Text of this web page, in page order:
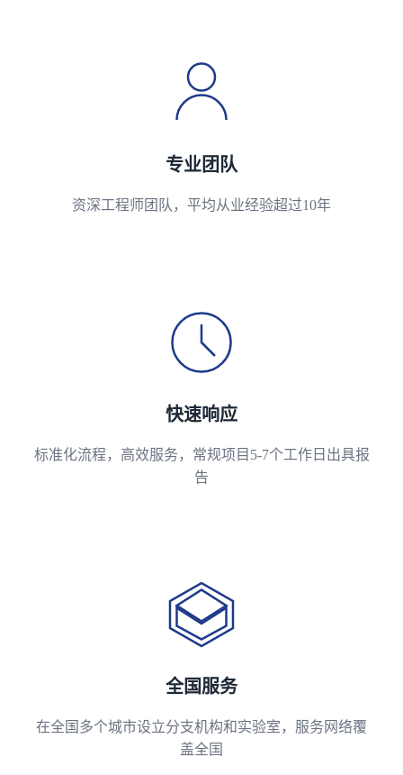
专业团队
资深工程师团队，平均从业经验超过10年
快速响应
标准化流程，高效服务，常规项目5-7个工作日出具报
告
全国服务
在全国多个城市设立分支机构和实验室，服务网络覆
盖全国